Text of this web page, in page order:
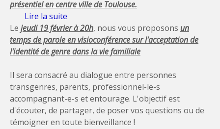
présentiel en centre ville de Toulouse.
Lire la suite
Toulouse
Le jeudi 19 févrierà 20h, nous vous proposons un
temps de parole en visioconférencesur l'acceptation de
l'identité de genre dans la vie familiale
Il sera consacré au dialogue entre personnes
transgenres, parents, professionnel-le-s
accompagnant-e-s et entourage. L'objectif est
d'écouter, de partager, de poser vos questions ou de
témoigner en toute bienveillance !